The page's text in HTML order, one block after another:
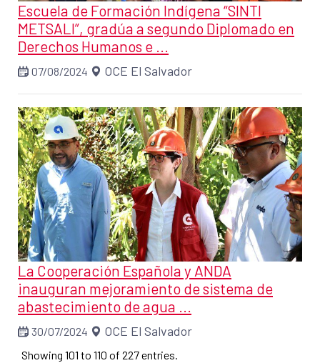
Escuela de Formación Indígena “SINTI
METSALI”, gradúa a segundo Diplomado en
Derechos Humanos e ...
07/08/2024 OCE El Salvador
La Cooperación Española y ANDA
inauguran mejoramiento de sistema de
abastecimiento de agua ...
30/07/2024 OCE El Salvador
Showing 101 to 110 of 227 entries.